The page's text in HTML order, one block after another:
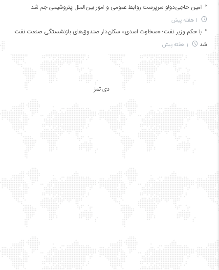
امین حاجی‌دولو سرپرست روابط عمومی و امور بین‌الملل پتروشیمی جم شد
با حکم وزیر نفت؛ «سخاوت اسدی» سکان‌دار صندوق‌های بازنشستگی صنعت نفت
شد
دی تمز